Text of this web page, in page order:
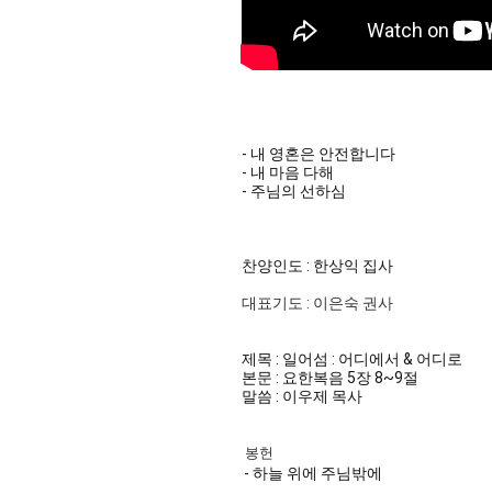
- 내 영혼은 안전합니다
- 내 마음 다해
- 주님의 선하심
찬양인도 : 한상익 집사
대표기도 : 이은숙 권사
제목 : 일어섬 : 어디에서 & 어디로
본문 : 요한복음 5장 8~9절
말씀 : 이우제 목사
봉헌
- 하늘 위에 주님밖에